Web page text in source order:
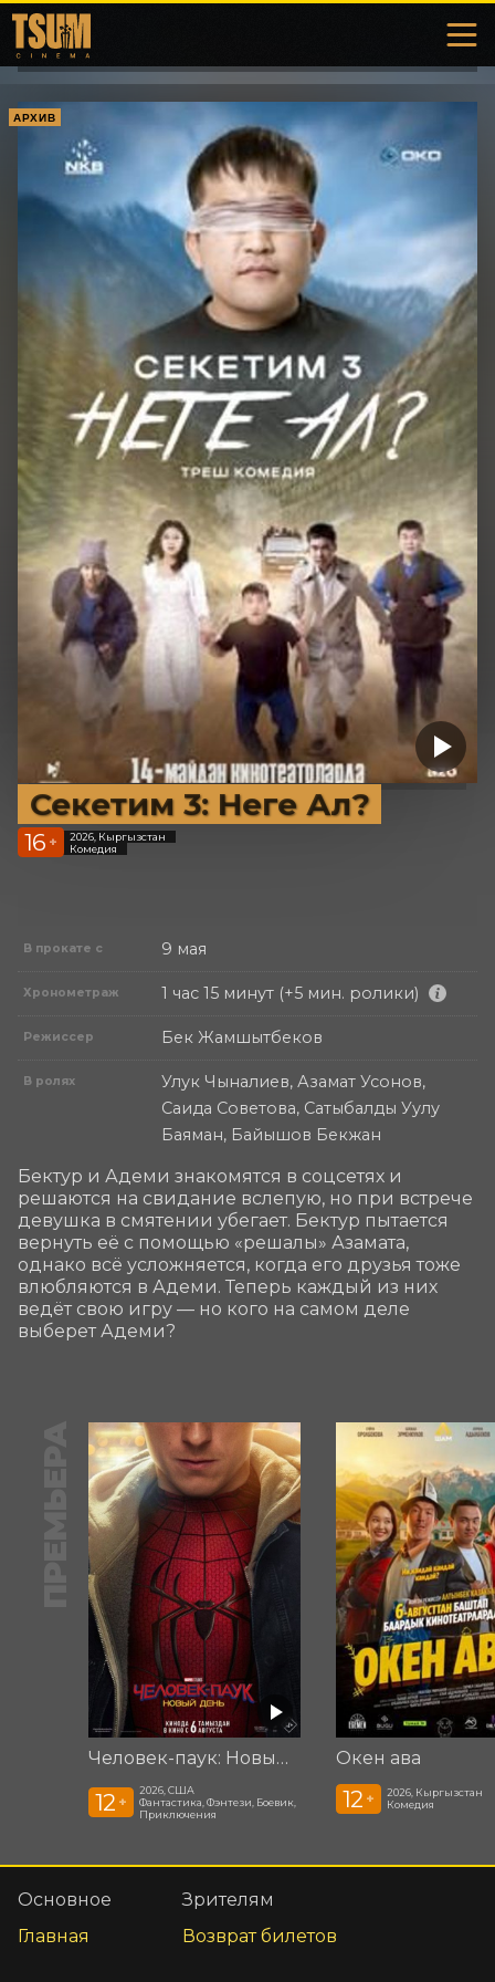
АРХИВ
Секетим 3: Неге Ал?
16 +
2026, Кыргызстан
Комедия
В прокате с 9 мая
Хронометраж 1 час 15 минут (+5 мин. ролики)
Режиссер Бек Жамшытбеков
В ролях
Улук Чыналиев, Азамат Усонов,
Саида Советова, Сатыбалды Уулу
Баяман, Байышов Бекжан
Бектур и Адеми знакомятся в соцсетях и
решаются на свидание вслепую, но при встрече
девушка в смятении убегает. Бектур пытается
вернуть её с помощью «решалы» Азамата,
однако всё усложняется, когда его друзья тоже
влюбляются в Адеми. Теперь каждый из них
ведёт свою игру — но кого на самом деле
выберет Адеми?
Человек-паук: Новый день
12 +
2026, США
Фантастика, Фэнтези, Боевик,
Приключения
Окен ава
12 +
2026, Кыргызстан
Комедия
Основное
Главная
Зрителям
Возврат билетов